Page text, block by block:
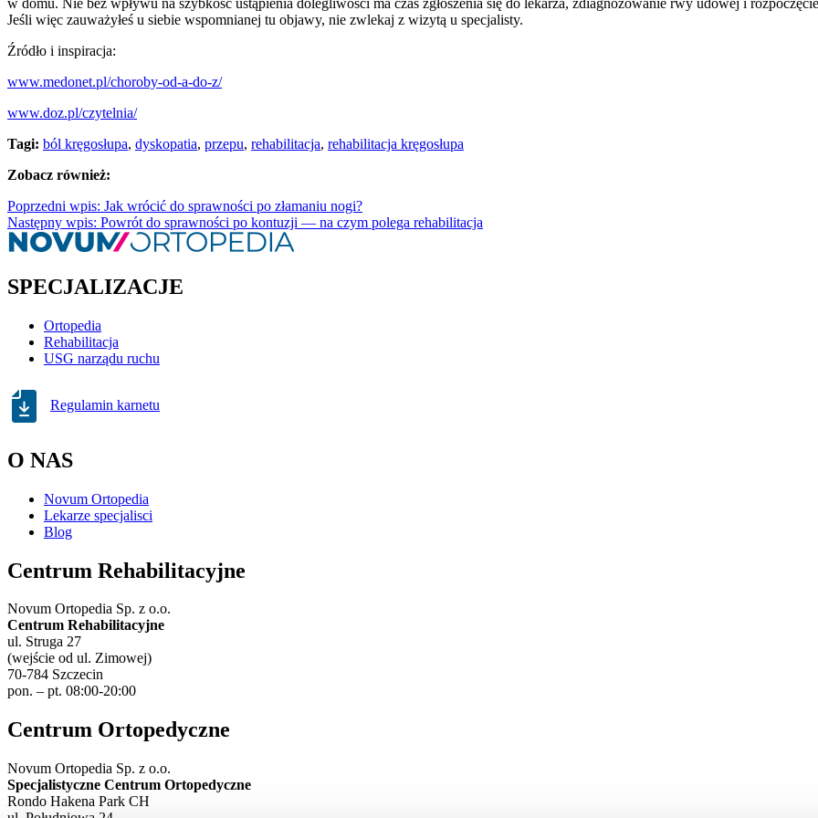
w domu. Nie bez wpływu na szybkość ustąpienia dolegliwości ma czas zgłoszenia się do lekarza, zdiagnozowanie rwy udowej i
Jeśli więc zauważyłeś u siebie wspomnianej tu objawy, nie zwlekaj z wizytą u specjalisty.
Źródło i inspiracja:
www.medonet.pl/choroby-od-a-do-z/
www.doz.pl/czytelnia/
Tagi: ból kręgosłupa, dyskopatia, przepu, rehabilitacja, rehabilitacja kręgosłupa
Zobacz również:
Poprzedni wpis: Jak wrócić do sprawności po złamaniu nogi?
Następny wpis: Powrót do sprawności po kontuzji — na czym polega rehabilitacja
SPECJALIZACJE
Ortopedia
Rehabilitacja
USG narządu ruchu
Regulamin karnetu
O NAS
Novum Ortopedia
Lekarze specjalisci
Blog
Centrum Rehabilitacyjne
Novum Ortopedia Sp. z o.o.
Centrum Rehabilitacyjne
ul. Struga 27
(wejście od ul. Zimowej)
70-784 Szczecin
pon. – pt. 08:00-20:00
Centrum Ortopedyczne
Novum Ortopedia Sp. z o.o.
Specjalistyczne Centrum Ortopedyczne
Rondo Hakena Park CH